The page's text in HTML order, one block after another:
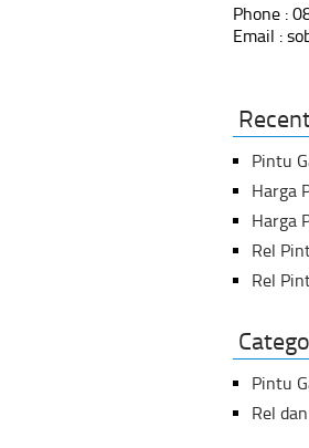
Phone :
Email :
Pintu
Harga
Harga
Rel
Rel
Pintu
Rel